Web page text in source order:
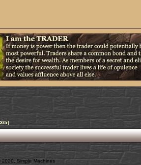
5]
2020 Simple Machines